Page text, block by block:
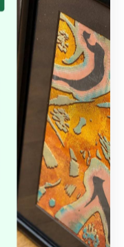
次のページ >
CATEGORIES